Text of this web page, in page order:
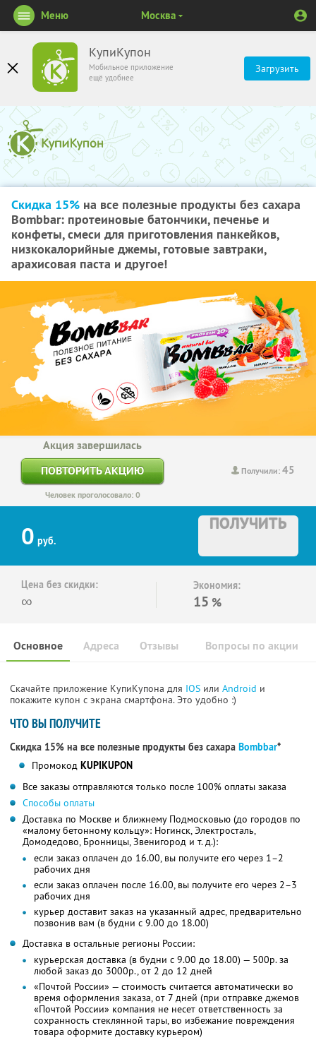
КупиКупон
Мобильное приложение
ещё удобнее
Загрузить
Меню Москва
Скидка 15% на все полезные продукты без сахара
Bombbar: протеиновые батончики, печенье и
конфеты, смеси для приготовления панкейков,
низкокалорийные джемы, готовые завтраки,
арахисовая паста и другое!
Получили:45
Акция завершилась
ПОВТОРИТЬ АКЦИЮ
Человек проголосовало: 0
0 руб.
ПОЛУЧИТЬ
Цена без скидки:
∞
Экономия:
15 %
Основное Отзывы Вопросы по акции
Адреса
Скачайте приложение КупиКупона для IOS или Android и
покажите купон с экрана смартфона. Это удобно :)
ЧТО ВЫ ПОЛУЧИТЕ
Скидка 15% на все полезные продукты без сахара Bombbar*
Промокод KUPIKUPON
Все заказы отправляются только после 100% оплаты заказа
Способы оплаты
Доставка по Москве и ближнему Подмосковью (до городов по
«малому бетонному кольцу»: Ногинск, Электросталь,
Домодедово, Бронницы, Звенигород и т. д.):
если заказ оплачен до 16.00, вы получите его через 1–2
рабочих дня
если заказ оплачен после 16.00, вы получите его через 2–3
рабочих дня
курьер доставит заказ на указанный адрес, предварительно
позвонив вам (в будни с 9.00 до 18.00)
Доставка в остальные регионы России:
курьерская доставка (в будни с 9.00 до 18.00) — 500р. за
любой заказ до 3000р., от 2 до 12 дней
«Почтой России» — стоимость считается автоматически во
время оформления заказа, от 7 дней (при отправке джемов
«Почтой России» компания не несет ответственность за
сохранность стеклянной тары, во избежание повреждения
товара оформите доставку курьером)